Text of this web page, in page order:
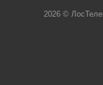
2026 ©